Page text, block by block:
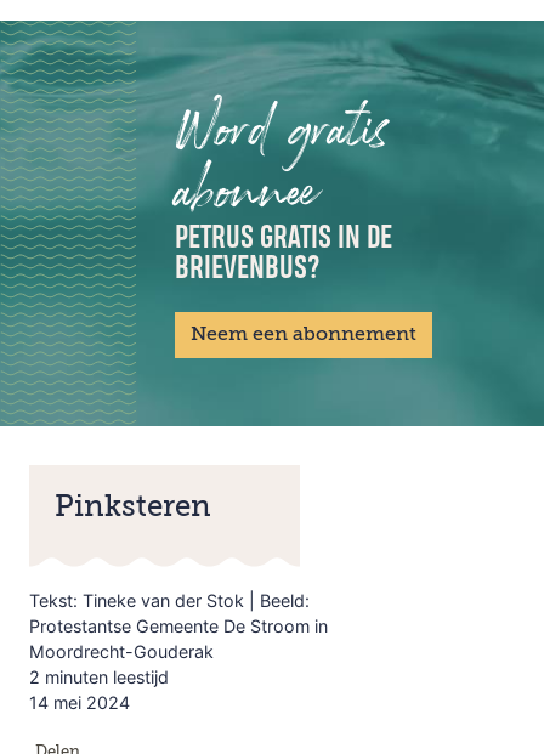
Word gratis
abonnee
PETRUS GRATIS IN DE
BRIEVENBUS?
Neem een abonnement
Pinksteren
Tekst: Tineke van der Stok | Beeld:
Protestantse Gemeente De Stroom in
Moordrecht-Gouderak
2 minuten leestijd
14 mei 2024